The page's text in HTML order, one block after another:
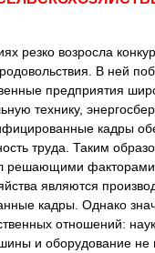
резко возросла
В ней
предприятия
технику,
кадры
труда. Таким
решающими
являются
кадры. Однако
отношений:
и оборудование не